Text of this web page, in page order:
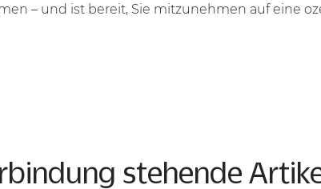
– und ist bereit, Sie mitzunehmen auf eine
stehende